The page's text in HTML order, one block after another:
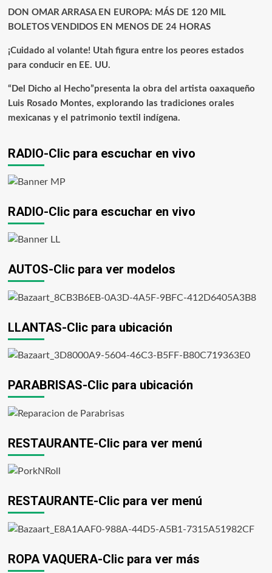
DON OMAR ARRASA EN EUROPA: MÁS DE 120 MIL
BOLETOS VENDIDOS EN MENOS DE 24 HORAS
¡Cuidado al volante! Utah figura entre los peores estados
para conducir en EE. UU.
“Del Dicho al Hecho”presenta la obra del artista oaxaqueño
Luis Rosado Montes, explorando las tradiciones orales
mexicanas y el patrimonio textil indígena.
RADIO-Clic para escuchar en vivo
RADIO-Clic para escuchar en vivo
AUTOS-Clic para ver modelos
LLANTAS-Clic para ubicación
PARABRISAS-Clic para ubicación
RESTAURANTE-Clic para ver menú
RESTAURANTE-Clic para ver menú
ROPA VAQUERA-Clic para ver más